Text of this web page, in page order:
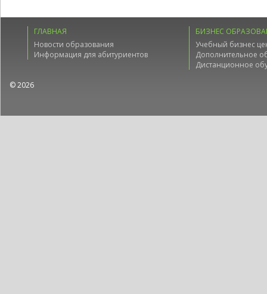
ГЛАВНАЯ
Новости образования
Информация для абитуриентов
БИЗНЕС
Учебный бизнес
Дополнительное
Дистанционное
© 2026